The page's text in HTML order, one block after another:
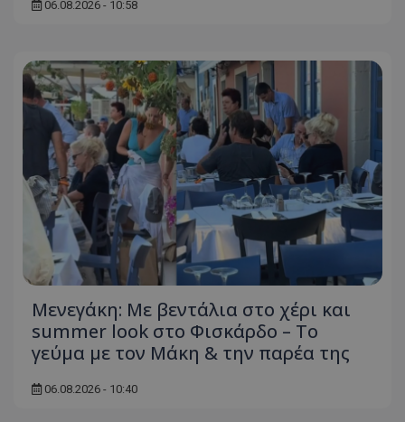
06.08.2026 - 10:58
Μενεγάκη: Με βεντάλια στο χέρι και
summer look στο Φισκάρδο – Το
γεύμα με τον Μάκη & την παρέα της
06.08.2026 - 10:40